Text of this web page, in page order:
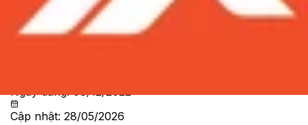
mốc đặc biệt về công nghệ hiển thị
của Apple
Ngày đăng:08/12/2022
Cập nhật: 28/05/2026